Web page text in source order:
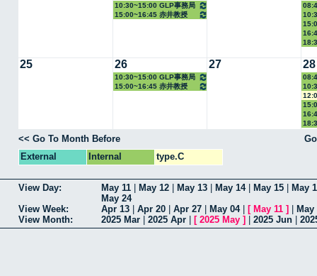
10:30~15:00 GLP事務局
15:00~16:45 赤井教授
25 26
10:30~15:00 GLP事務局
15:00~16:45 赤井教授
27 28
<< Go To Month Before
External
Internal type.C
View Day: May 11 May 12 May 13 May 14| May 15
May
May 24
View Week:
Apr 13 Apr 20 Apr 27 May 04| [ May 11 ]
May
View Month:
2025 Mar 2025 Apr [ 2025 May ] 2025 Jun